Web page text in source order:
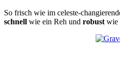
So frisch wie im celeste-
schnell wie ein Reh und robust wie